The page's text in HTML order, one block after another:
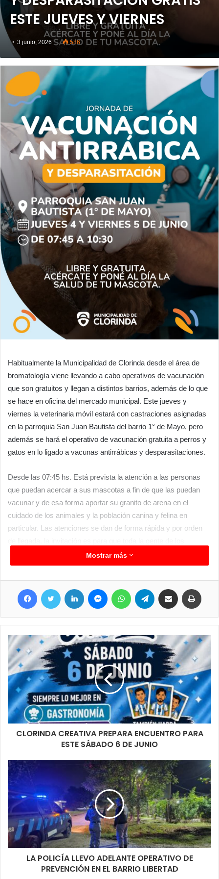
ESTE JUEVES Y VIERNES
3 junio, 2026 586
Habitualmente la Municipalidad de Clorinda desde el área de
bromatología viene llevando a cabo operativos de vacunación
que son gratuitos y llegan a distintos barrios, además de lo que
se hace en oficina del mercado municipal. Este jueves y
viernes la veterinaria móvil estará con castraciones asignadas
en la parroquia San Juan Bautista del barrio 1° de Mayo, pero
además se hará el operativo de vacunación gratuita a perros y
gatos en lo ligado a vacunas antirrábicas y desparasitaciones.
Desde las 07:45 hs. Está prevista la atención a las personas
que puedan acercar a sus mascotas a fin de que las puedan
vacunar y de esa forma aportar su granito de arena en el
cuidado de los animales y la población canina y felina en
particular. Las atenciones se dan de forma rápida y por orden
alrededores principalmente puedan acercarse a aprovechar
esta campaña.
Mostrar más
CLORINDA CREATIVA PREPARA ENCUENTRO PARA
ESTE SÁBADO 6 DE JUNIO
LA POLICÍA LLEVO ADELANTE OPERATIVO DE
PREVENCIÓN EN EL BARRIO LIBERTAD